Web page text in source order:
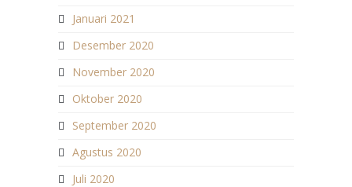
Januari 2021
Desember 2020
November 2020
Oktober 2020
September 2020
Agustus 2020
Juli 2020